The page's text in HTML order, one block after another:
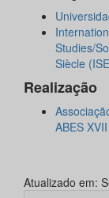
Studies/
Siècle
Realização
ABES XVII
Atualizado em: